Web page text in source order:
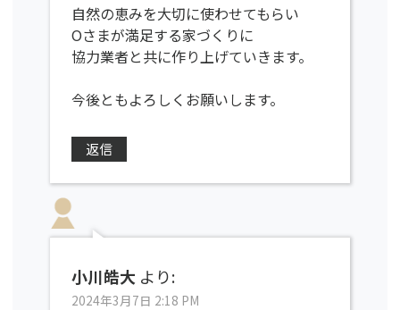
自然の恵みを大切に使わせてもらい
Oさまが満足する家づくりに
協力業者と共に作り上げていきます。
今後ともよろしくお願いします。
返信
小川皓大 より:
2024年3月7日 2:18 PM